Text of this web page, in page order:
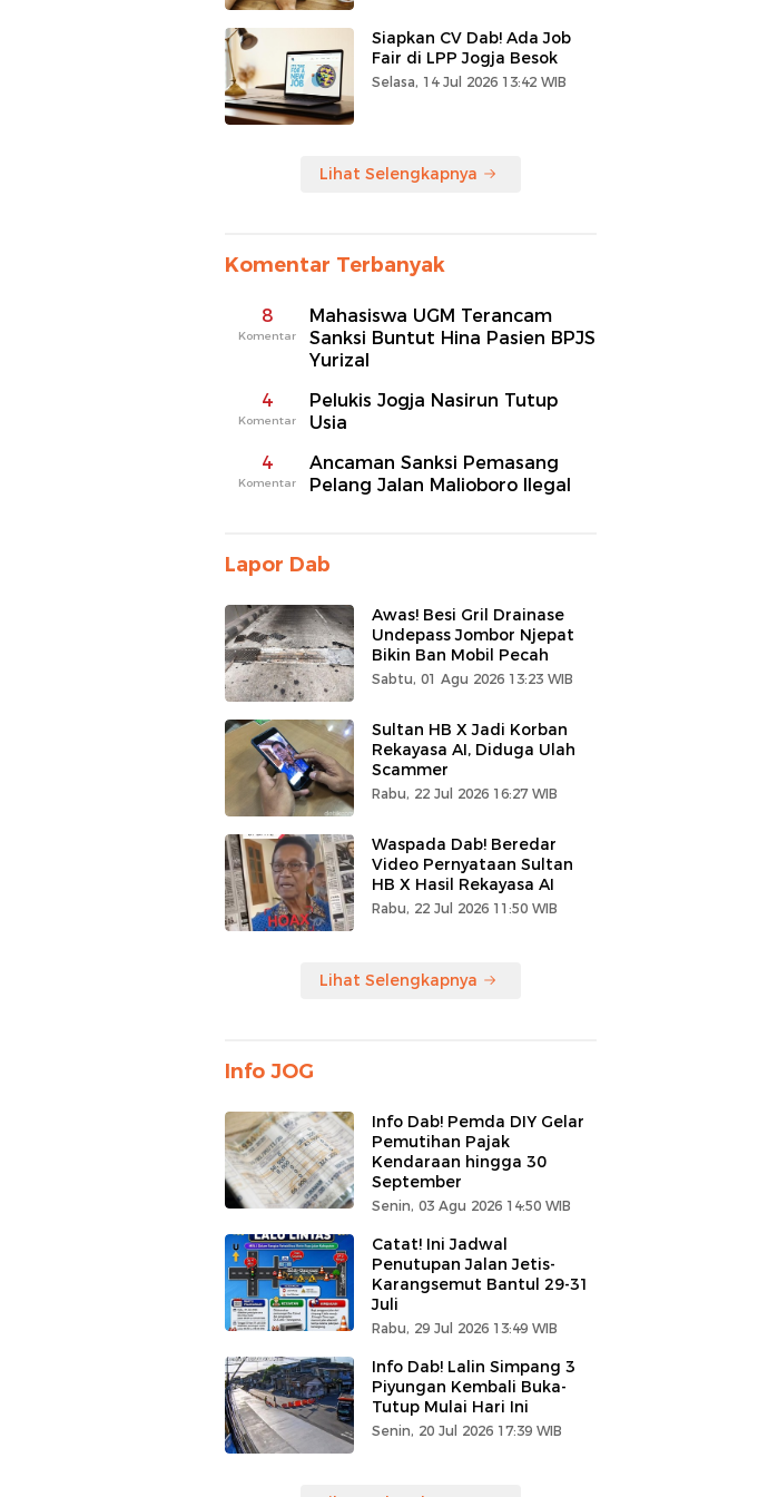
Siapkan CV Dab! Ada Job
Fair di LPP Jogja Besok
Selasa, 14 Jul 2026 13:42 WIB
Lihat Selengkapnya
Komentar Terbanyak
8
Komentar
Mahasiswa UGM Terancam
Sanksi Buntut Hina Pasien BPJS
Yurizal
4
Komentar
Pelukis Jogja Nasirun Tutup
Usia
4
Komentar
Ancaman Sanksi Pemasang
Pelang Jalan Malioboro Ilegal
Lapor Dab
Awas! Besi Gril Drainase
Undepass Jombor Njepat
Bikin Ban Mobil Pecah
Sabtu, 01 Agu 2026 13:23 WIB
Sultan HB X Jadi Korban
Rekayasa AI, Diduga Ulah
Scammer
Rabu, 22 Jul 2026 16:27 WIB
Waspada Dab! Beredar
Video Pernyataan Sultan
HB X Hasil Rekayasa AI
Rabu, 22 Jul 2026 11:50 WIB
Lihat Selengkapnya
Info JOG
Info Dab! Pemda DIY Gelar
Pemutihan Pajak
Kendaraan hingga 30
September
Senin, 03 Agu 2026 14:50 WIB
Catat! Ini Jadwal
Penutupan Jalan Jetis-
Karangsemut Bantul 29-31
Juli
Rabu, 29 Jul 2026 13:49 WIB
Info Dab! Lalin Simpang 3
Piyungan Kembali Buka-
Tutup Mulai Hari Ini
Senin, 20 Jul 2026 17:39 WIB